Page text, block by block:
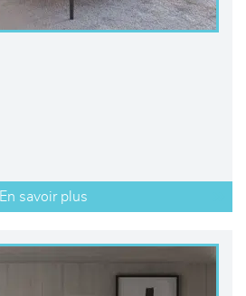
En savoir plus